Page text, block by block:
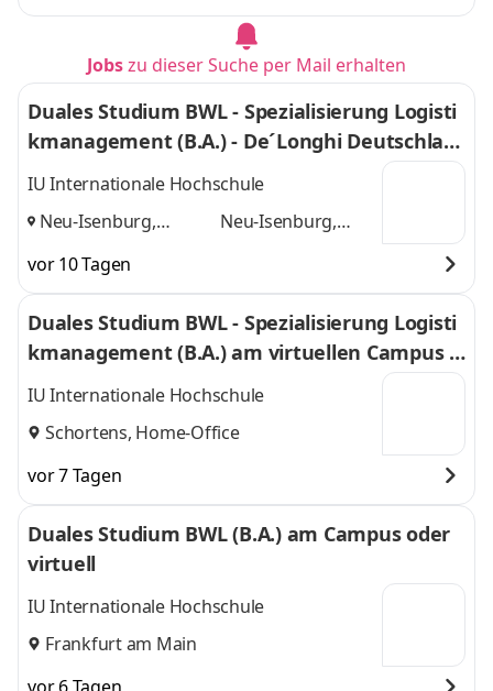
Jobszu dieser Suche per Mail erhalten
Duales Studium BWL - Spezialisierung Logisti
kmanagement (B.A.) - De´Longhi Deutschlan
d GmbH
IU Internationale Hochschule
Neu-Isenburg,
und
Neu-Isenburg,
vor 10 Tagen
Duales Studium BWL - Spezialisierung Logisti
kmanagement (B.A.) am virtuellen Campus -
Nordfrost GmbH & Co. KG
IU Internationale Hochschule
Schortens, Home-Office
vor 7 Tagen
Duales Studium BWL (B.A.) am Campus oder
virtuell
IU Internationale Hochschule
Frankfurt am Main